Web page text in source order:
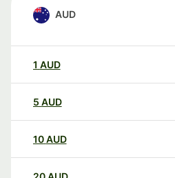
AUD
1 AUD
5 AUD
10AUD